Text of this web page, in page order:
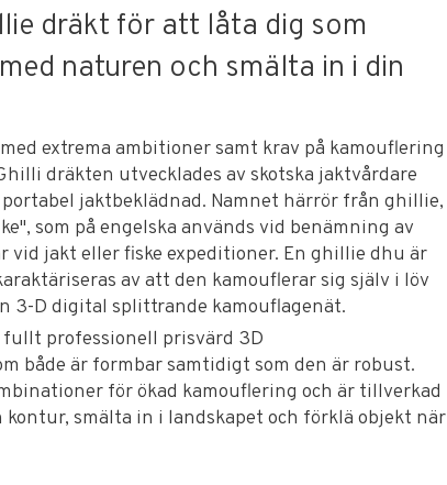
dräkt för att låta dig som
naturen och smälta in i din
extrema ambitioner samt krav på kamouflering
dräkten utvecklades av skotska jaktvårdare
portabel jaktbeklädnad. Namnet härrör från ghillie,
som på engelska används vid benämning av
vid jakt eller fiske expeditioner. En ghillie dhu är
av att den kamouflerar sig själv i löv
3-D digital splittrande kamouflagenät.
fullt professionell prisvärd 3D
både är formbar samtidigt som den är robust.
för ökad kamouflering och är tillverkad
smälta in i landskapet och förklä objekt när